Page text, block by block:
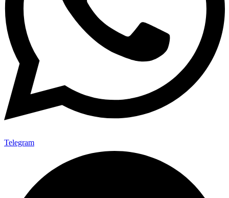
Telegram